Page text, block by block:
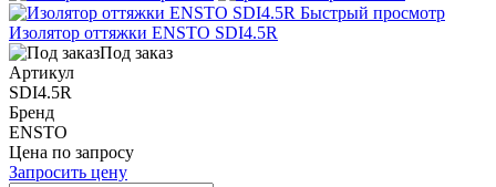
Быстрый просмотр
Изолятор оттяжки ENSTO SDI4.5R
Под заказ
Артикул
SDI4.5R
Бренд
ENSTO
Цена по запросу
Запросить цену